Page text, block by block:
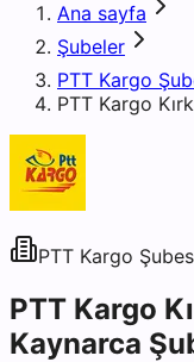
Ana sayfa
Şubeler
PTT Kargo
PTT Kargo
PTT Kargo
PTT Kargo
Kaynarca